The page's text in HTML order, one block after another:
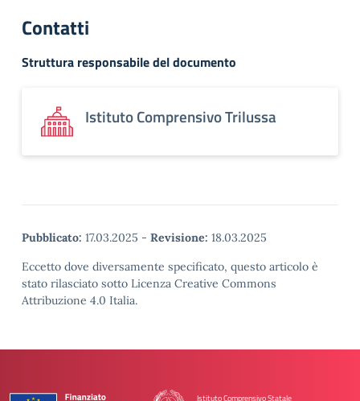
Contatti
Struttura responsabile del documento
Istituto Comprensivo Trilussa
Pubblicato: 17.03.2025 - Revisione: 18.03.2025
Eccetto dove diversamente specificato, questo articolo è
stato rilasciato sotto Licenza Creative Commons
Attribuzione 4.0 Italia.
Istituto Comprensivo Statale